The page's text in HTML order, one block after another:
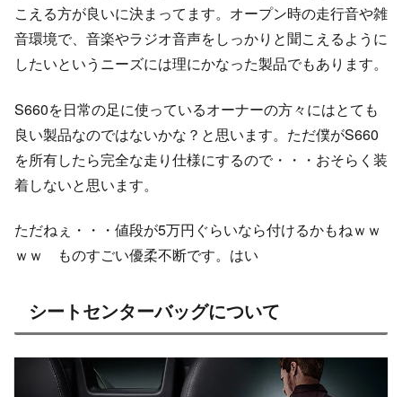
こえる方が良いに決まってます。オープン時の走行音や雑
音環境で、音楽やラジオ音声をしっかりと聞こえるように
したいというニーズには理にかなった製品でもあります。
S660を日常の足に使っているオーナーの方々にはとても
良い製品なのではないかな？と思います。ただ僕がS660
を所有したら完全な走り仕様にするので・・・おそらく装
着しないと思います。
ただねぇ・・・値段が5万円ぐらいなら付けるかもねｗｗ
ｗｗ ものすごい優柔不断です。はい
シートセンターバッグについて